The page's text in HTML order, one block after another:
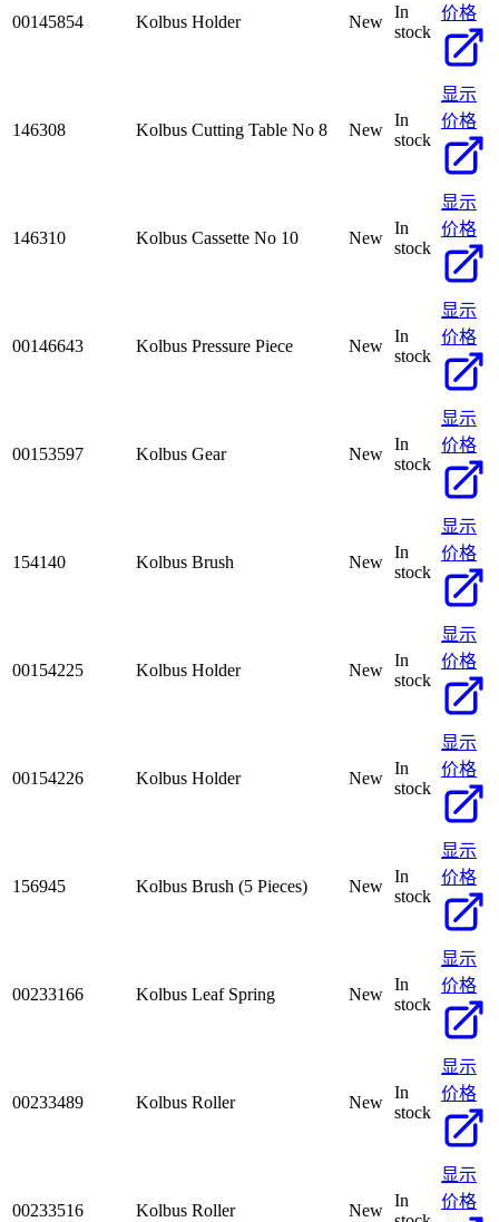
00145854 Kolbus Holder New
In
stock
价格
146308 Kolbus Cutting Table No 8 New
In
stock
显示
价格
146310 Kolbus Cassette No 10 New
In
stock
显示
价格
00146643 Kolbus Pressure Piece New
In
stock
显示
价格
00153597 Kolbus Gear New
In
stock
显示
价格
154140 Kolbus Brush New
In
stock
显示
价格
00154225 Kolbus Holder New
In
stock
显示
价格
00154226 Kolbus Holder New
In
stock
显示
价格
156945 Kolbus Brush (5 Pieces) New
In
stock
显示
价格
00233166 Kolbus Leaf Spring New
In
stock
显示
价格
00233489 Kolbus Roller New
In
stock
显示
价格
00233516 Kolbus Roller New
In
显示
价格